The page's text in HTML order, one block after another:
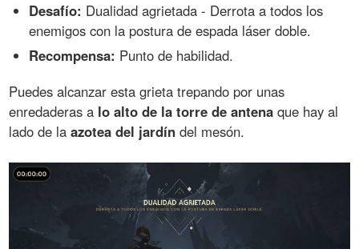
Desafío: Dualidad agrietada - Derrota a todos los
enemigos con la postura de espada láser doble.
Recompensa: Punto de habilidad.
Puedes alcanzar esta grieta trepando por unas
enredaderas a lo alto de la torre de antena que hay al
lado de laazotea del jardín del mesón.